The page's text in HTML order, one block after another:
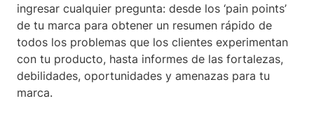
ingresar cualquier pregunta: desde los ‘pain points’
de tu marca para obtener un resumen rápido de
todos los problemas que los clientes experimentan
con tu producto, hasta informes de las fortalezas,
debilidades, oportunidades y amenazas para tu
marca.